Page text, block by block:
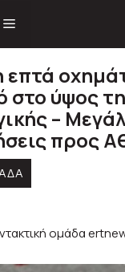
επτά
στο ύψος
–
προς
ομάδα